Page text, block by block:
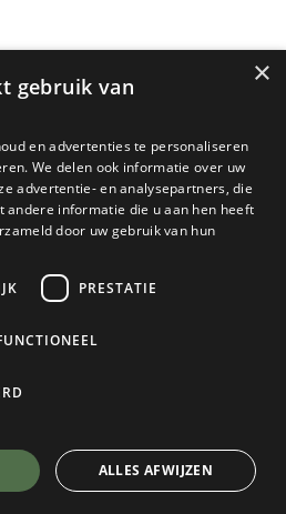
Waka Waka
CONNECT PRO MULTIPLUG
1 color(s) available
€29,95
×
gebruik van
en advertenties te personaliseren
We delen ook informatie over uw
advertentie- en analysepartners, die
andere informatie die u aan hen heeft
door uw gebruik van hun
PRESTATIE
ALLES AFWIJZEN